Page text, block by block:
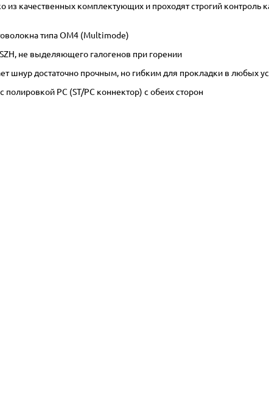
качественных комплектующих и проходят строгий контроль
типа OM4 (Multimode)
не выделяющего галогенов при горении
шнур достаточно прочным, но гибким для прокладки в любых
PC (ST/PC коннектор) с обеих сторон